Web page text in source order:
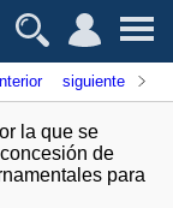
siguiente
la que se
de
para